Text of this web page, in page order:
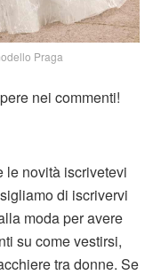
Praga
nei commenti!
le novità iscrivetevi
di iscrivervi
moda per avere
su come vestirsi,
tra donne. Se